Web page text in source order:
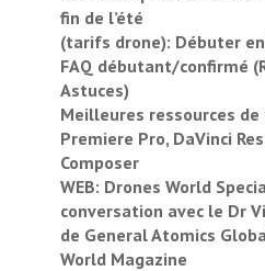
fin de l’été
(tarifs drone): Débuter
FAQ débutant/confirmé
Astuces)
Meilleures ressources
Premiere Pro, DaVinci
Composer
WEB: Drones World
conversation avec le Dr
de General Atomics
World Magazine